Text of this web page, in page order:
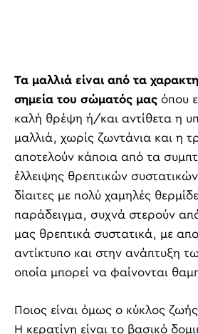
Τα μαλλιά είναι από τα
σημεία του σώματός μας όπου
καλή θρέψη ή/και αντίθετα η
μαλλιά, χωρίς ζωντάνια και η
αποτελούν κάποια από τα
έλλειψης θρεπτικών
δίαιτες με πολύ χαμηλές
παράδειγμα, συχνά στερούν
μας θρεπτικά συστατικά, με
αντίκτυπο και στην ανάπτυξη
οποία μπορεί να φαίνονται
Ποιος είναι όμως ο κύκλος
Η κερατίνη είναι το βασικό